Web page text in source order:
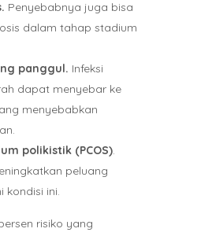
Penyebabnya juga bisa
dalam tahap stadium
panggul. Infeksi
dapat menyebar ke
menyebabkan
polikistik (PCOS).
peluang
kondisi ini.
risiko yang